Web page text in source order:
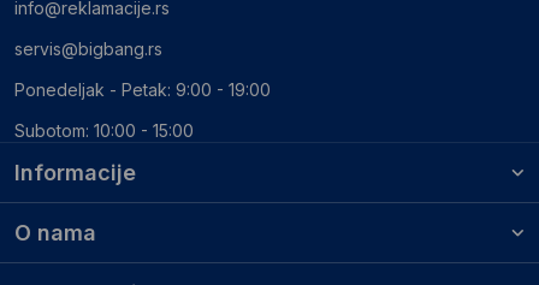
Informacije
O nama
info@reklamacije.rs
servis@bigbang.rs
Ponedeljak - Petak: 9:00 - 19:00
Subotom: 10:00 - 15:00